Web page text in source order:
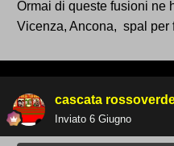
Ormai di queste fusioni ne
Vicenza, Ancona, spal per
cascata
Inviato 6 Giugno